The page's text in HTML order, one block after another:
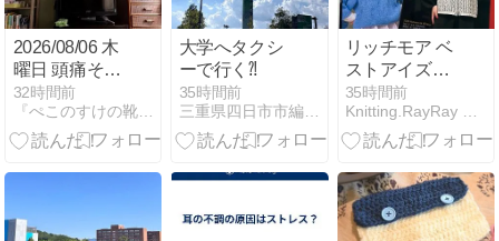
2026/08/06 木
曜日 頭痛そし
て、夜のみ仕
事
32時間前
『ぺこのすけの靴下』
大学へタクシ
ーで行く⁈
35時間前
三重県四日市市編物教室 Keitoラボ きぬこ 手あみ師範
リッチモア ベ
ストアイズコ
レクションと
糸見本帳
35時間前
Knitting.RayRay 京都の手編みと機械編み